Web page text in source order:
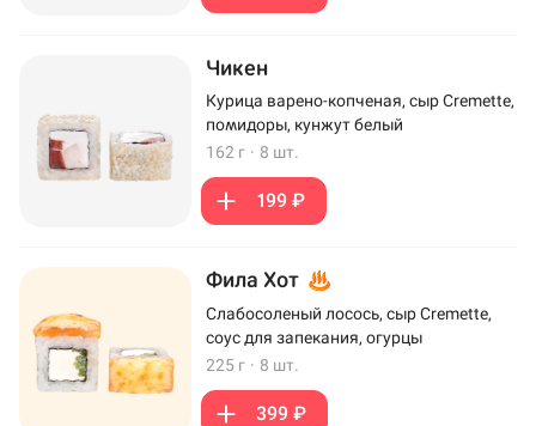
Чикен
Курица варено-копченая, сыр Cremette,
помидоры, кунжут белый
162 г · 8 шт.
199 ₽
Фила Хот
Слабосоленый лосось, сыр Cremette,
соус для запекания, огурцы
225 г · 8 шт.
399 ₽